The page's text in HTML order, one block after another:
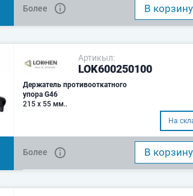
Более B корзину
Артикыл:
LOK600250100
Держатель противооткатного
упора G46
215 x 55 мм..
На
Более B корзину